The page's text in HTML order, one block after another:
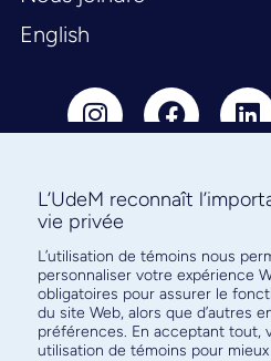
English
Abonnez-vous à
pour connaître
L’UdeM reconnaît
vie privée
L’utilisation de témoins nous
personnaliser votre expérience
obligatoires pour assurer le
du site Web, alors que d’autres
préférences. En acceptant tout,
utilisation de témoins pour